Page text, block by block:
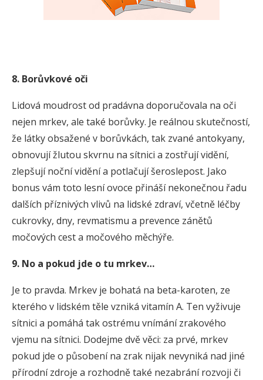
8. Borůvkové oči
Lidová moudrost od pradávna doporučovala na oči
nejen mrkev, ale také borůvky. Je reálnou skutečností,
že látky obsažené v borůvkách, tak zvané antokyany,
obnovují žlutou skvrnu na sítnici a zostřují vidění,
zlepšují noční vidění a potlačují šeroslepost. Jako
bonus vám toto lesní ovoce přináší nekonečnou řadu
dalších příznivých vlivů na lidské zdraví, včetně léčby
cukrovky, dny, revmatismu a prevence zánětů
močových cest a močového měchýře.
9. No a pokud jde o tu mrkev…
Je to pravda. Mrkev je bohatá na beta-karoten, ze
kterého v lidském těle vzniká vitamín A. Ten vyživuje
sítnici a pomáhá tak ostrému vnímání zrakového
vjemu na sítnici. Dodejme dvě věci: za prvé, mrkev
pokud jde o působení na zrak nijak nevyniká nad jiné
přírodní zdroje a rozhodně také nezabrání rozvoji či